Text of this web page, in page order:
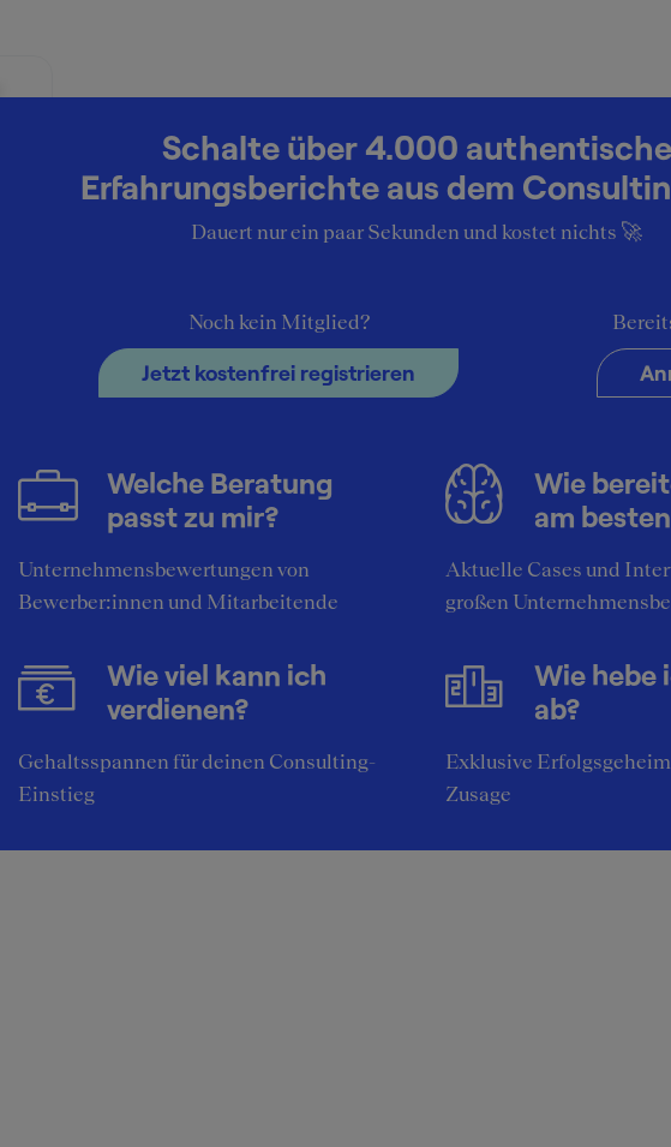
Schalte über 4.000 authentische
Erfahrungsberichte aus dem
Dauert nur ein paar Sekunden und kostet nichts 🚀
Noch kein Mitglied?
Jetzt kostenfrei registrieren
Welche Beratung
passt zu mir?
Unternehmensbewertungen von
Bewerber:innen und Mitarbeitende
Wie
am
Aktuelle Cases und
großen
Wie viel kann ich
verdienen?
Gehaltsspannen für deinen Consulting-
Einstieg
Wie hebe
ab?
Exklusive
Zusage